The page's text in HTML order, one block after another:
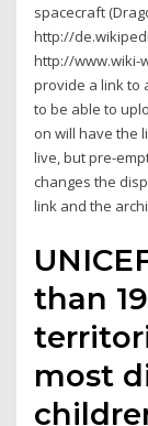
spacecraft
http://
http://www.wiki-
provide a link to
to be able to
on will have the
live, but pre-
changes the
link and the
than
most